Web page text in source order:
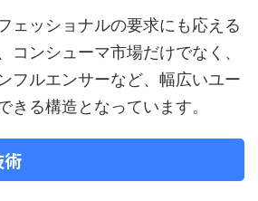
ェッショナルの要求にも応える
コンシューマ市場だけでなく、
フルエンサーなど、幅広いユー
きる構造となっています。
術